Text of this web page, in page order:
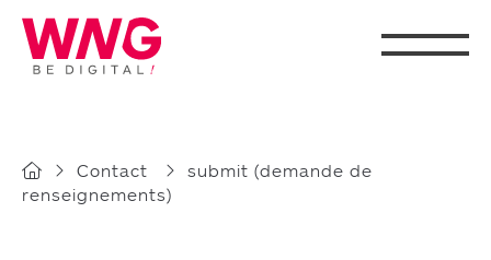
Contact
submit (demande de
renseignements)
Cookies management panel